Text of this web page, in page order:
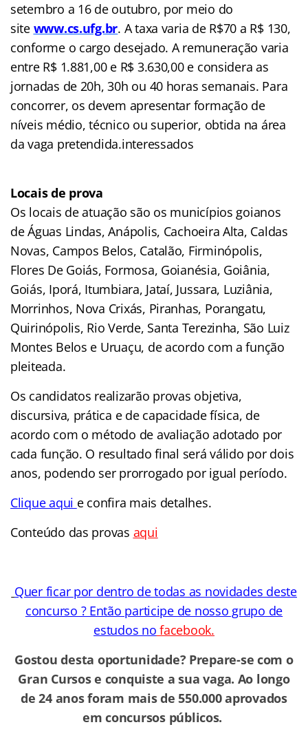
setembro a 16 de outubro, por meio do
site www.cs.ufg.br. A taxa varia de R$70 a R$ 130,
conforme o cargo desejado. A remuneração varia
entre R$ 1.881,00 e R$ 3.630,00 e considera as
jornadas de 20h, 30h ou 40 horas semanais. Para
concorrer, os devem apresentar formação de
níveis médio, técnico ou superior, obtida na área
da vaga pretendida.interessados
Locais de prova
Os locais de atuação são os municípios goianos
de Águas Lindas, Anápolis, Cachoeira Alta, Caldas
Novas, Campos Belos, Catalão, Firminópolis,
Flores De Goiás, Formosa, Goianésia, Goiânia,
Goiás, Iporá, Itumbiara, Jataí, Jussara, Luziânia,
Morrinhos, Nova Crixás, Piranhas, Porangatu,
Quirinópolis, Rio Verde, Santa Terezinha, São Luiz
Montes Belos e Uruaçu, de acordo com a função
pleiteada.
Os candidatos realizarão provas objetiva,
discursiva, prática e de capacidade física, de
acordo com o método de avaliação adotado por
cada função. O resultado final será válido por dois
anos, podendo ser prorrogado por igual período.
Clique aqui e confira mais detalhes.
Conteúdo das provas aqui
Quer ficar por dentro de todas as novidades deste
concurso ? Então participe de nosso grupo de
estudos no facebook.
Gostou desta oportunidade? Prepare-se com o
Gran Cursos e conquiste a sua vaga. Ao longo
de 24 anos foram mais de 550.000 aprovados
em concursos públicos.